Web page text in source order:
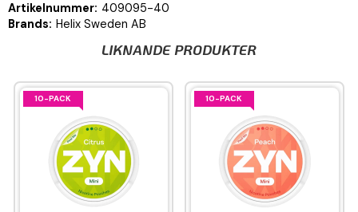
Artikelnummer: 409095-40
Brands: Helix Sweden AB
LIKNANDE PRODUKTER
10-PACK 10-PACK